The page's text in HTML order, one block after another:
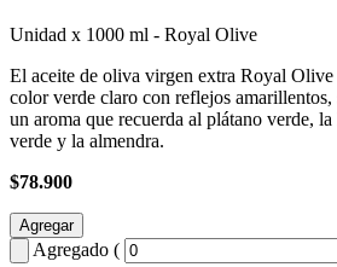
Unidad x 1000 ml - Royal Olive
El aceite de oliva virgen extra Royal Olive
color verde claro con reflejos
un aroma que recuerda al plátano verde,
verde y la almendra.
$78.900
Agregar
Agregado (